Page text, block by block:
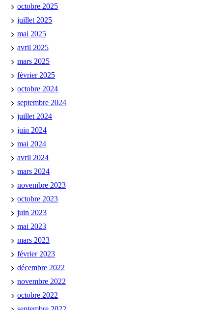
octobre 2025
juillet 2025
mai 2025
avril 2025
mars 2025
février 2025
octobre 2024
septembre 2024
juillet 2024
juin 2024
mai 2024
avril 2024
mars 2024
novembre 2023
octobre 2023
juin 2023
mai 2023
mars 2023
février 2023
décembre 2022
novembre 2022
octobre 2022